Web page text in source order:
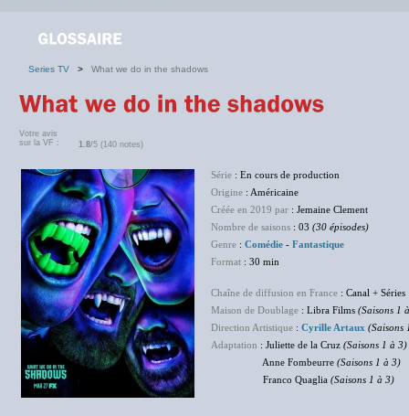
Series TV > What we do in the shadows
Votre avis
sur la VF :
1.8/5 (140 notes)
Série : En cours de production
Origine : Américaine
Créée en 2019 par : Jemaine Clement
Nombre de saisons : 03 (30 épisodes)
Genre : Comédie - Fantastique
Format : 30 min
Chaîne de diffusion en France : Canal + Séries
Maison de Doublage : Libra Films (Saisons 1
Direction Artistique : Cyrille Artaux (Saisons
Adaptation : Juliette de la Cruz (Saisons 1 à 3)
Anne Fombeurre (Saisons 1 à 3)
Franco Quaglia (Saisons 1 à 3)